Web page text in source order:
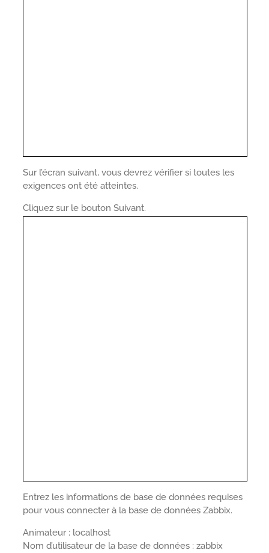
Sur l’écran suivant, vous devrez vérifier si toutes les
exigences ont été atteintes.
Cliquez sur le bouton Suivant.
Entrez les informations de base de données requises
pour vous connecter à la base de données Zabbix.
Animateur : localhost
Nom d’utilisateur de la base de données : zabbix